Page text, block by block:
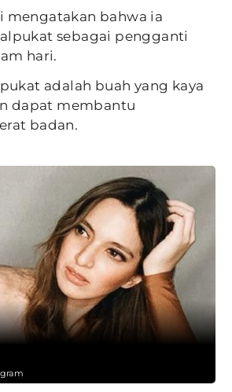
mengatakan bahwa ia
sebagai pengganti
hari.
adalah buah yang kaya
dapat membantu
badan.